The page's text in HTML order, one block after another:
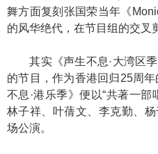
舞方面复刻张国荣当年《
的风华绝代，在节目组的交叉
其实《声生不息·大湾区季
的节目，作为香港回归25周
不息·港乐季》便以“共著一
林子祥、叶蒨文、李克勤、
场公演。